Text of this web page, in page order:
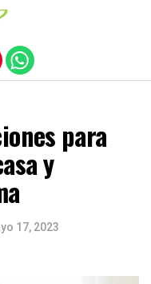
para
y
17, 2023
móvil